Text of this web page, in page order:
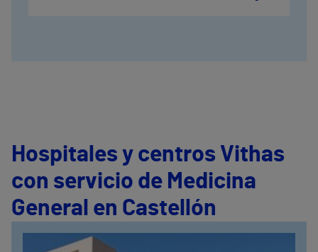
Hospitales y centros Vithas
con servicio de Medicina
General en Castellón